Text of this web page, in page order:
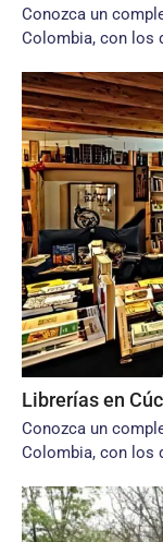
Conozca un
Colombia, con los
Librerías en
Conozca un
Colombia, con los